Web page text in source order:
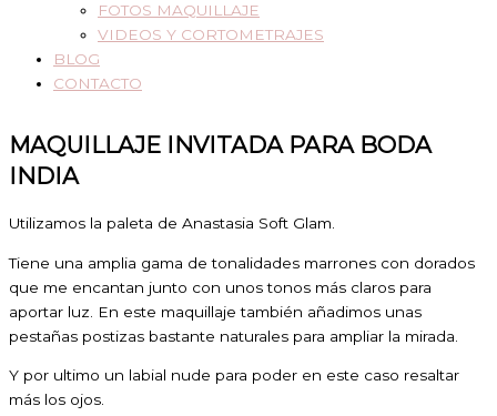
FOTOS MAQUILLAJE
VIDEOS Y CORTOMETRAJES
BLOG
CONTACTO
MAQUILLAJE INVITADA PARA BODA
INDIA
Utilizamos la paleta de Anastasia Soft Glam.
Tiene una amplia gama de tonalidades marrones con dorados
que me encantan junto con unos tonos más claros para
aportar luz. En este maquillaje también añadimos unas
pestañas postizas bastante naturales para ampliar la mirada.
Y por ultimo un labial nude para poder en este caso resaltar
más los ojos.